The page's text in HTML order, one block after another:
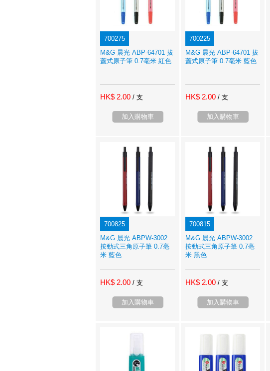
700275
M&G 晨光 ABP-64701 拔
蓋式原子筆 0.7亳米 紅色
HK$ 2.00 / 支
加入購物車
700225
M&G 晨光 ABP-64701 拔
蓋式原子筆 0.7亳米 藍色
HK$ 2.00 / 支
加入購物車
700825
M&G 晨光 ABPW-3002
按動式三角原子筆 0.7亳
米 藍色
HK$ 2.00 / 支
加入購物車
700815
M&G 晨光 ABPW-3002
按動式三角原子筆 0.7亳
米 黑色
HK$ 2.00 / 支
加入購物車